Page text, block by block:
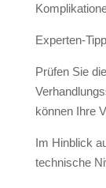
Experten-Tipp
Prüfen Sie
können Ihre
Im Hinblick
technische